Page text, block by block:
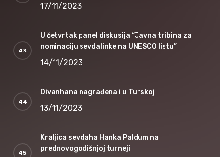
17/11/2023
U četvrtak panel diskusija “Javna tribina za
nominaciju sevdalinke na UNESCO listu”
14/11/2023
Divanhana nagrađena i u Turskoj
13/11/2023
Kraljica sevdaha Hanka Paldum na
prednovogodišnjoj turneji